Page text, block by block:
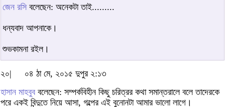
জেন রসি বলেছেন: অনেকটা তাই.........
ধন্যবাদ আপনাকে।
শুভকামনা রইল।
২০|
০৪ ঠা মে, ২০১৫ দুপুর ২:১৩
হাসান মাহবুব বলেছেন: সম্পর্কবিহীন কিছু চরিত্রর কথা সমান্তরালে বলে তাদেরকে
পরে একই বিন্দুতে নিয়ে আসা, গল্পের এই বুনোনটা আমার ভালো লাগে।